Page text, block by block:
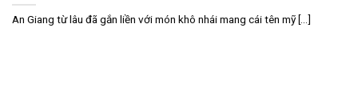
An Giang từ lâu đã gắn liền với món khô nhái mang cái tên mỹ [...]